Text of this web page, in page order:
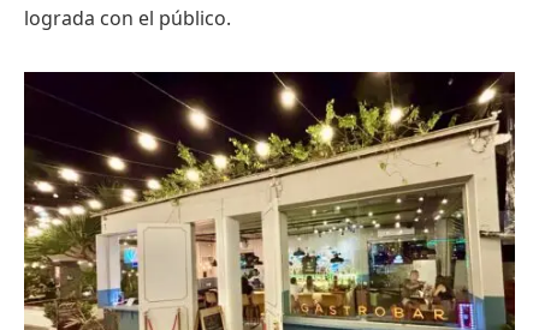
lograda con el público.